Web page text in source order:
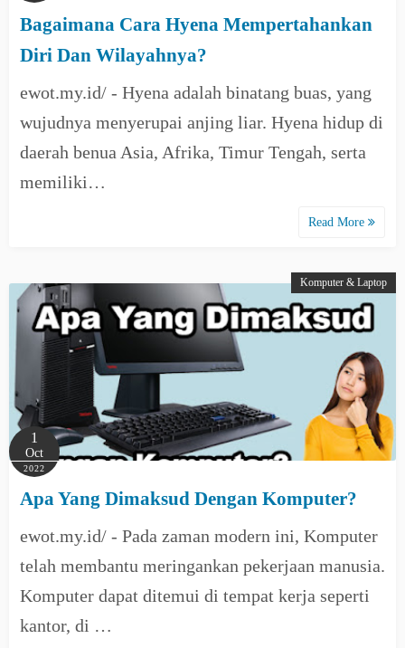
Bagaimana Cara Hyena Mempertahankan
Diri Dan Wilayahnya?
ewot.my.id/ - Hyena adalah binatang buas, yang
wujudnya menyerupai anjing liar. Hyena hidup di
daerah benua Asia, Afrika, Timur Tengah, serta
memiliki…
Read More
Komputer & Laptop
1
Oct
2022
Apa Yang Dimaksud Dengan Komputer?
ewot.my.id/ - Pada zaman modern ini, Komputer
telah membantu meringankan pekerjaan manusia.
Komputer dapat ditemui di tempat kerja seperti
kantor, di …